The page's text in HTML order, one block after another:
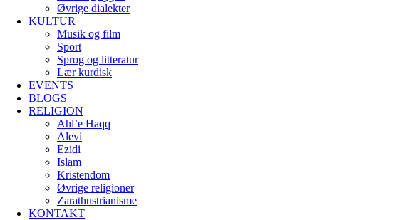
Øvrige dialekter
KULTUR
Musik og film
Sport
Sprog og litteratur
Lær kurdisk
EVENTS
BLOGS
RELIGION
Ahl’e Haqq
Alevi
Ezidi
Islam
Kristendom
Øvrige religioner
Zarathustrianisme
KONTAKT